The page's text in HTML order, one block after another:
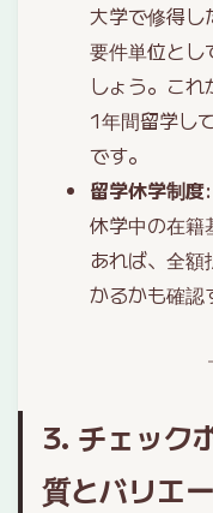
大学で修得し
要件単位とし
しょう。これ
1年間留学し
です。
留学休学制度
休学中の在籍
あれば、全
かるかも確認
3. チェック
質とバリエ